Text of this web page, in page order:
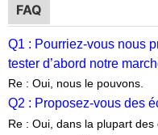
FAQ
Q1 : Pourriez-vous nous
tester d’abord notre
Re : Oui, nous le pouvons.
Q2 : Proposez-vous des
Re : Oui, dans la plupart des